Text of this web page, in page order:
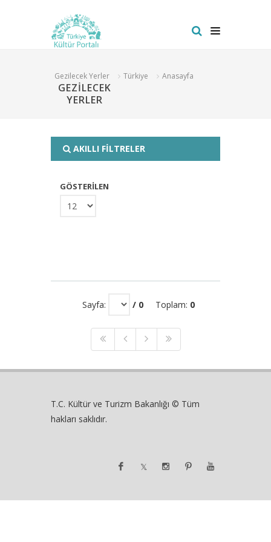
Gezilecek Yerler Türkiye Anasayfa
GEZİLECEK
YERLER
AKILLI FİLTRELER
GÖSTERİLEN
Sayfa: / 0 Toplam: 0
T.C. Kültür ve Turizm Bakanlığı © Tüm
hakları saklıdır.